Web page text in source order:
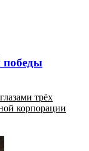
победы
трёх
корпорации